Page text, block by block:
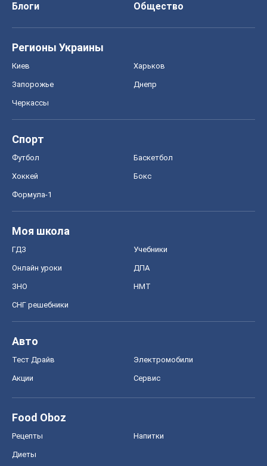
Блоги
Общество
Регионы Украины
Киев Харьков
Запорожье Днепр
Черкассы
Спорт
Футбол Баскетбол
Хоккей Бокс
Формула-1
Моя школа
ГДЗ Учебники
Онлайн уроки ДПА
ЗНО НМТ
СНГ решебники
Авто
Тест Драйв Электромобили
Акции Сервис
Food Oboz
Рецепты Напитки
Диеты